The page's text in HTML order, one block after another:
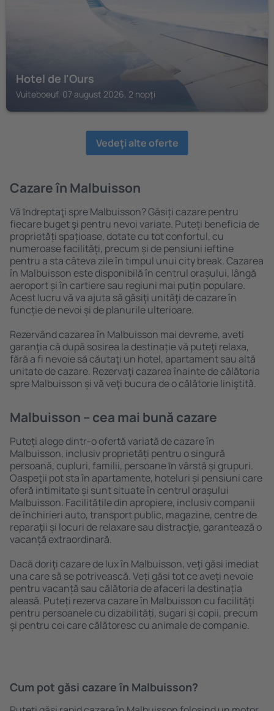
Hotel de l'Ours
Vuiteboeuf, 07 august 2026, 2 nopți
Vedeţi alte oferte
Cazare în Malbuisson
Vă ȋndreptaţi spre Malbuisson? Găsiți cazare pentru
fiecare buget şi pentru nevoi variate. Puteți beneficia de
proprietăți spațioase, dotate cu tot confortul, cu
numeroase facilități, precum și de pensiuni ieftine
pentru a sta câteva zile în timpul unui city break. Cazarea
în Malbuisson este disponibilă în centrul orașului, lângă
aeroport și în cartiere sau regiuni mai puțin populare.
Acest lucru vă va ajuta să găsiţi unităţi de cazare în
funcție de nevoi și de planurile ulterioare.
Rezervând cazarea în Malbuisson mai devreme, aveți
garanţia că după sosirea la destinație vă puteţi relaxa,
fără a fi nevoie să căutaţi un hotel, apartament sau altă
unitate de cazare. Rezervaţi cazarea înainte de călătoria
spre Malbuisson și vă veţi bucura de o călătorie liniştită.
Malbuisson – cea mai bună cazare
Puteți alege dintr-o ofertă variată de cazare în
Malbuisson, inclusiv proprietăți pentru o singură
persoană, cupluri, familii, persoane ȋn vârstă și grupuri.
Oaspeţii pot sta în apartamente, hoteluri și pensiuni care
oferă intimitate și sunt situate în centrul orașului
Malbuisson. Facilitățile din apropiere, inclusiv companii
de închirieri auto, transport public, magazine, centre de
reparaţii și locuri de relaxare sau distracţie, garantează o
vacanță extraordinară.
Dacă doriţi cazare de lux în Malbuisson, veţi găsi imediat
una care să se potrivească. Veți găsi tot ce aveți nevoie
pentru vacanță sau călătoria de afaceri la destinația
aleasă. Puteți rezerva cazare în Malbuisson cu facilități
pentru persoanele cu dizabilități, sugari și copii, precum
și pentru cei care călătoresc cu animale de companie.
Cum pot găsi cazare în Malbuisson?